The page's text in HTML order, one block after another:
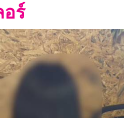
อร์